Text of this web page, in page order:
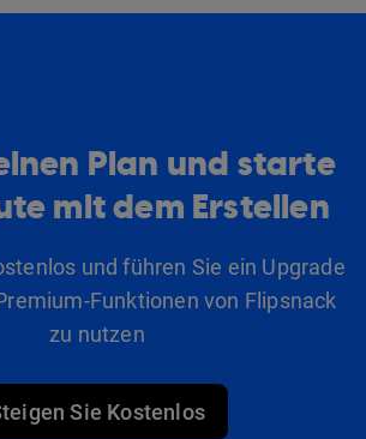
Plan und starte
mit dem Erstellen
und führen Sie ein Upgrade
Funktionen von Flipsnack
zu nutzen
Sie Kostenlos